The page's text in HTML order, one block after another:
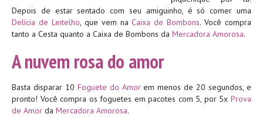
Depois de estar sentado com seu amiguinho, é só comer uma
Delícia de Leitelho, que vem naCaixa de Bombons. Você compra
tanto a Cesta quanto a Caixa de Bombons da Mercadora Amorosa.
A nuvem rosa do amor
Basta disparar 10 Foguete do Amorem menos de 20 segundos, e
pronto! Você compra os foguetes em pacotes com 5, por 5x Prova
de Amor da Mercadora Amorosa.